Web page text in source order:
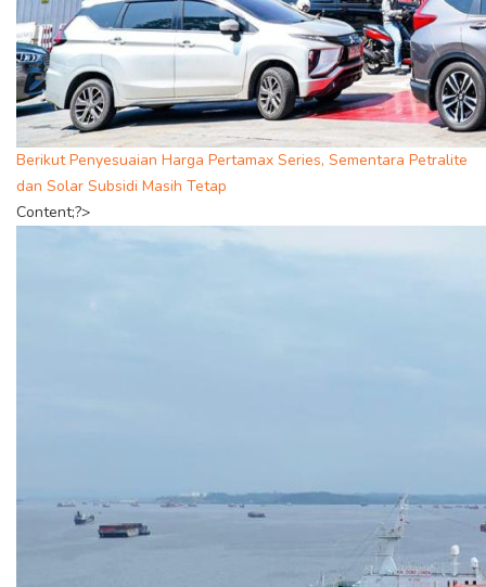
Berikut Penyesuaian Harga Pertamax Series, Sementara Petralite
dan Solar Subsidi Masih Tetap
Content;?>